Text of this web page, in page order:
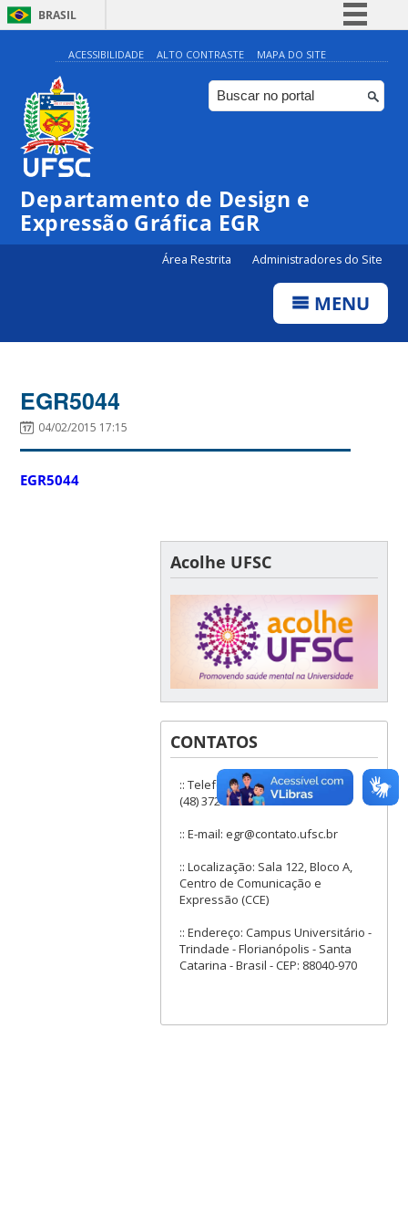
BRASIL
Simplifique!
Comunica BR
Participe
Canais
ACESSIBILIDADE ALTO CONTRASTE MAPA DO SITE
Departamento de Design e
Expressão Gráfica EGR
Área Restrita Administradores do Site
MENU
EGR5044
04/02/2015 17:15
EGR5044
Acolhe UFSC
CONTATOS
:: Telefones: (48) 3721-9285 ou
(48) 3721-6504
:: E-mail: egr@contato.ufsc.br
:: Localização: Sala 122, Bloco A,
Centro de Comunicação e
Expressão (CCE)
:: Endereço: Campus Universitário -
Trindade - Florianópolis - Santa
Catarina - Brasil - CEP: 88040-970